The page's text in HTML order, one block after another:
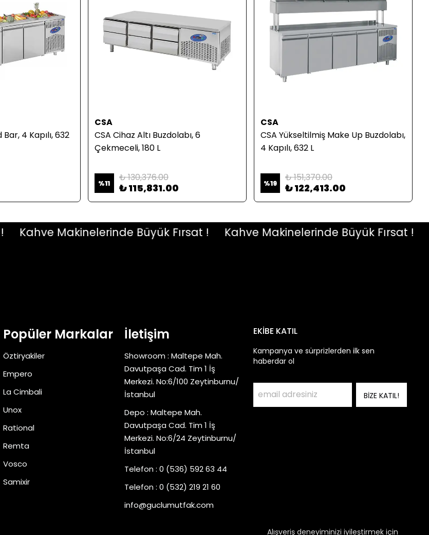
Alışveriş deneyiminizi iyileştirmek için
4 Kapılı, 632
CSA
CSA Cihaz Altı Buzdolabı, 6
Çekmeceli, 180 L
%11 ₺ 130,376.00
₺ 115,831.00
CSA
CSA Yükseltilmiş Make Up Buzdolabı,
4 Kapılı, 632 L
%19 ₺ 151,370.00
₺ 122,413.00
Kahve Makinelerinde Büyük Fırsat ! Kahve Makinelerinde Büyük Fırsat !
Popüler Markalar
Öztiryakiler
Empero
La Cimbali
Unox
Rational
Remta
Vosco
Samixir
İletişim
Showroom : Maltepe Mah.
Davutpaşa Cad. Tim 1 İş
Merkezi. No:6/100 Zeytinburnu/
İstanbul
Depo : Maltepe Mah.
Davutpaşa Cad. Tim 1 İş
Merkezi. No:6/24 Zeytinburnu/
İstanbul
Telefon : 0 (536) 592 63 44
Telefon : 0 (532) 219 21 60
info@guclumutfak.com
EKİBE KATIL
Kampanya ve sürprizlerden ilk sen
haberdar ol
BİZE KATIL!